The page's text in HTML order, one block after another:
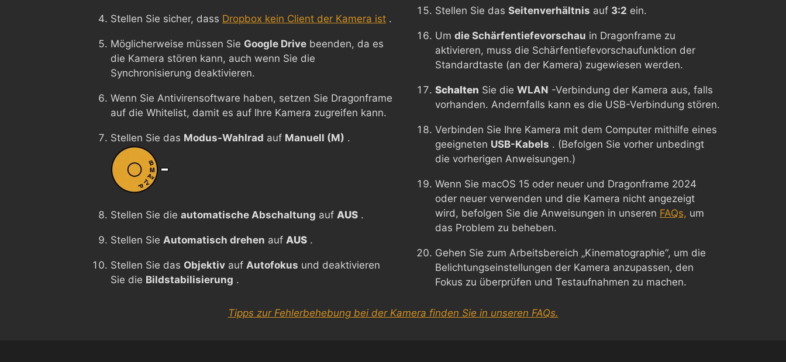
Stellen Sie sicher, dass Dropbox kein Client der Kamera ist .
Möglicherweise müssen Sie Google Drive beenden, da es
die Kamera stören kann, auch wenn Sie die
Synchronisierung deaktivieren.
Wenn Sie Antivirensoftware haben, setzen Sie Dragonframe
auf die Whitelist, damit es auf Ihre Kamera zugreifen kann.
Stellen Sie das Modus-Wahlrad auf Manuell (M) .
Stellen Sie die automatische Abschaltung auf AUS .
Stellen Sie Automatisch drehen auf AUS .
Stellen Sie das Objektiv auf Autofokus und deaktivieren
Sie die Bildstabilisierung .
Stellen Sie das Seitenverhältnis auf 3:2 ein.
Um die Schärfentiefevorschau in Dragonframe zu
aktivieren, muss die Schärfentiefevorschaufunktion der
Standardtaste (an der Kamera) zugewiesen werden.
Schalten Sie die WLAN -Verbindung der Kamera aus, falls
vorhanden. Andernfalls kann es die USB-Verbindung stören.
Verbinden Sie Ihre Kamera mit dem Computer mithilfe eines
geeigneten USB-Kabels . (Befolgen Sie vorher unbedingt
die vorherigen Anweisungen.)
Wenn Sie macOS 15 oder neuer und Dragonframe 2024
oder neuer verwenden und die Kamera nicht angezeigt
wird, befolgen Sie die Anweisungen in unseren FAQs, um
das Problem zu beheben.
Gehen Sie zum Arbeitsbereich „Kinematographie“, um die
Belichtungseinstellungen der Kamera anzupassen, den
Fokus zu überprüfen und Testaufnahmen zu machen.
Tipps zur Fehlerbehebung bei der Kamera finden Sie in unseren FAQs.